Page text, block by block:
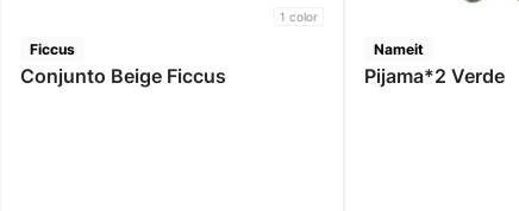
1 color
Ficcus
Conjunto Beige Ficcus
Nameit
Pijama*2 Verde